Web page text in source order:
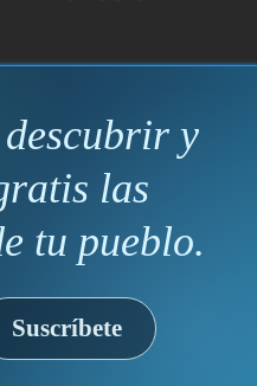
y
las
tu pueblo.
Suscríbete